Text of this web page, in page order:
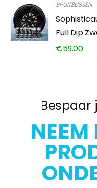
SPUITBUSSEN
Full Dip
€59.00
Bespaar
NEEM